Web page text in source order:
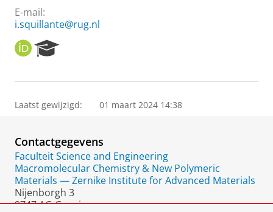
E-mail:
i.squillante@rug.nl
O
R
I
e
r
P
o
r
t
a
l
Laatst gewijzigd: 01 maart 2024 14:38
Contactgegevens
Faculteit Science and Engineering
Macromolecular Chemistry & New Polymeric
Materials — Zernike Institute for Advanced Materials
Nijenborgh 3
9747 AG Groningen